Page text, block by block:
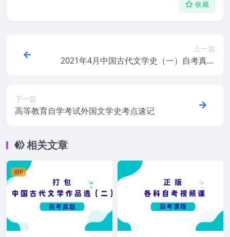
收藏
上一篇
2021年4月中国古代文学史（一）自考真题
下一篇
高等教育自学考试外国文学史考点速记
相关文章
VIP